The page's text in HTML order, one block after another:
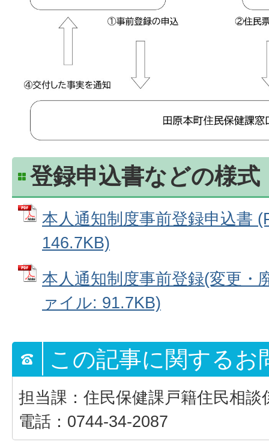
登録申込書などの様式
本人通知制度事前登録申込書
146.7KB)
本人通知制度事前登録(変更・
ァイル: 91.7KB)
この記事に関するお
担当課：住民保健課戸籍住民相談
電話：0744-34-2087